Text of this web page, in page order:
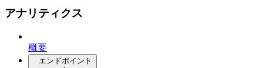
アナリティクス
概要
エンドポイント